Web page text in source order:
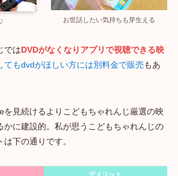
お世話したい気持ちも芽生える
ではDVDがなくなりアプリで視聴できる映
てもdvdがほしい方には別料金で販売もあ
を見続けるよりこどもちゃれんじ厳選の映
かに建設的。私が思うこどもちゃれんじの
下の通りです。
デメリット